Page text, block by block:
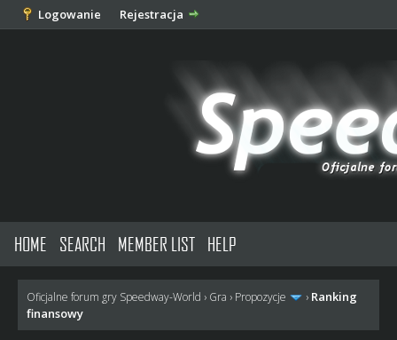
Logowanie Rejestracja
HOME SEARCH MEMBER LIST HELP
Oficjalne forum gry Speedway-World › Gra › Propozycje › Ranking
finansowy